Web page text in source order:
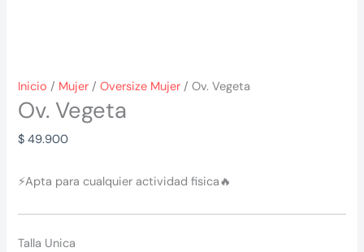
Inicio / Mujer /Oversize Mujer / Ov. Vegeta
Ov. Vegeta
$ 49.900
⚡Apta para cualquier actividad fisica🔥
Talla Unica